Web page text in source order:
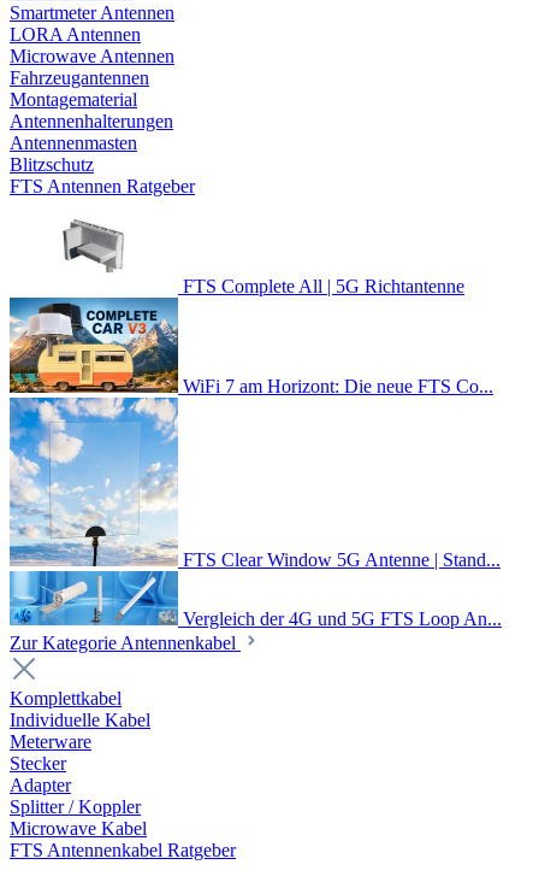
Smartmeter Antennen
LORA Antennen
Microwave Antennen
Fahrzeugantennen
Montagematerial
Antennenhalterungen
Antennenmasten
Blitzschutz
FTS Antennen Ratgeber
FTS Complete All | 5G Richtantenne
WiFi 7 am Horizont: Die neue FTS Co...
FTS Clear Window 5G Antenne | Stand...
Vergleich der 4G und 5G FTS Loop An...
Zur Kategorie Antennenkabel
Komplettkabel
Individuelle Kabel
Meterware
Stecker
Adapter
Splitter / Koppler
Microwave Kabel
FTS Antennenkabel Ratgeber